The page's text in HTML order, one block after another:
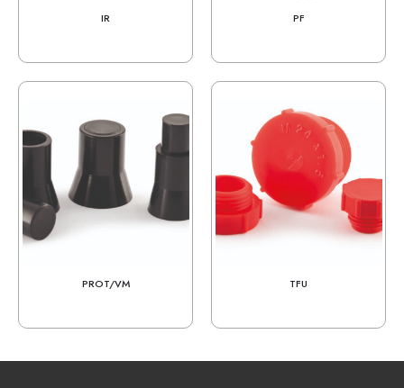
IR PF
PROT/VM TFU